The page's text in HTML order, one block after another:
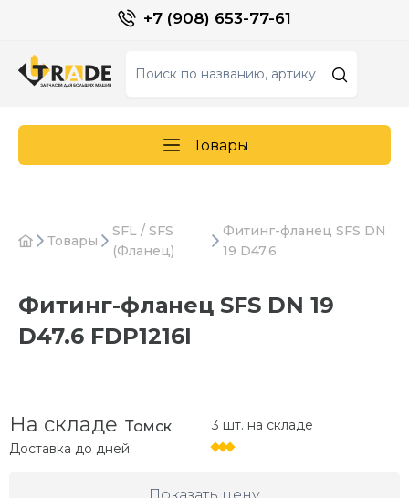
+7 (908) 653-77-61
Товары
Товары
SFL / SFS
(Фланец)
Фитинг-фланец SFS DN
19 D47.6
Фитинг-фланец SFS DN 19
D47.6 FDP1216I
На складе Томск
Доставка до дней
3 шт. на складе